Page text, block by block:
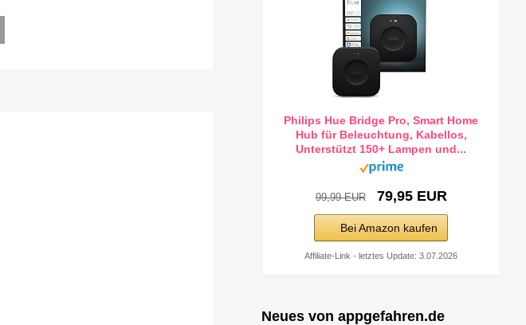
Philips Hue Bridge Pro, Smart Home
Hub für Beleuchtung, Kabellos,
Unterstützt 150+ Lampen und...
99,99 EUR 79,95 EUR
Bei Amazon kaufen
Affiliate-Link - letztes Update: 3.07.2026
Neues von appgefahren.de